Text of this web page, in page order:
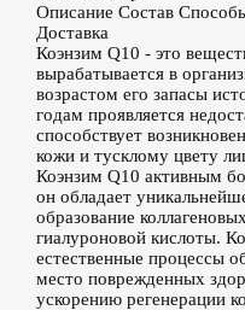
Описание Состав
Доставка
Коэнзим Q10 - это
вырабатывается в
возрастом его запасы
годам проявляется
способствует
кожи и тусклому цвету
Коэнзим Q10 активным
он обладает
образование
гиалуроновой кислоты.
естественные процессы
место поврежденных
ускорению регенерации